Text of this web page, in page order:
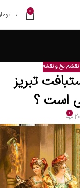
0
0
نقشه,نخ و نقشه
تبریز
است ؟
0